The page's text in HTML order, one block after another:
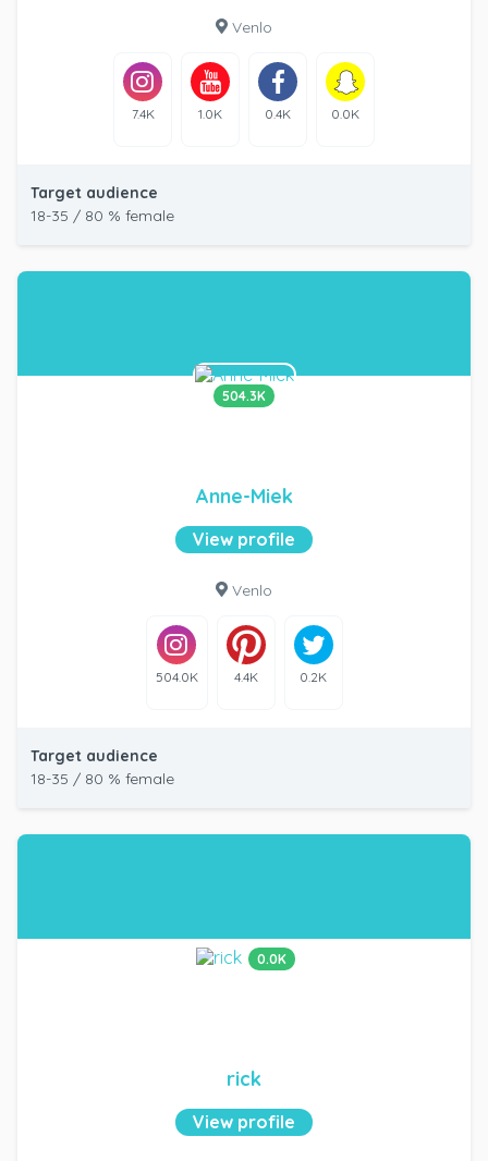
Venlo
7.4K 1.0K 0.4K 0.0K
Target audience
18-35 / 80 % female
504.3K
Anne-Miek
View profile
Venlo
504.0K 4.4K 0.2K
Target audience
18-35 / 80 % female
0.0K
rick
View profile